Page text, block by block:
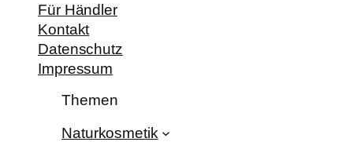
Für Händler
Kontakt
Datenschutz
Impressum
Themen
Naturkosmetik